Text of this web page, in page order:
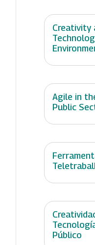
Creativity
Agile in
Public
Público